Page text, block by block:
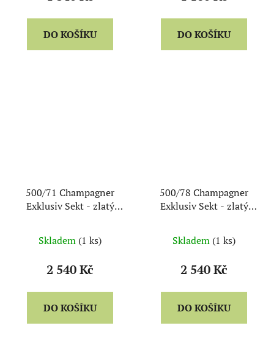
DO KOŠÍKU DO KOŠÍKU
500/71 Champagner
Exklusiv Sekt - zlatý
Skladem (1 ks)
2 540 Kč
DO KOŠÍKU
500/78 Champagner
Exklusiv Sekt - zlatý
Skladem (1 ks)
2 540 Kč
DO KOŠÍKU